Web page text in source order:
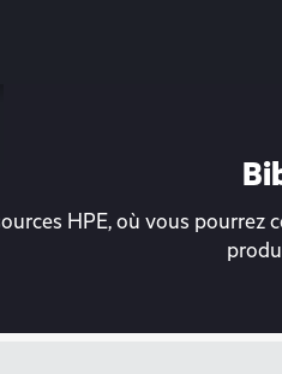
Votre
HPE, où vous pourrez